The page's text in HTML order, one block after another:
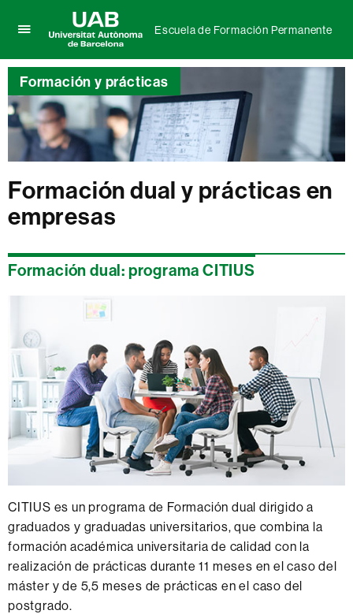
aquí
para
desplegar
el
menú
de
Escuela
Formación
Permanente
Universitat
Autònoma
de
Barcelona
Escuela de Formación Permanente
Formación y prácticas
Formación dual y prácticas en
empresas
Formación dual: programa CITIUS
CITIUS es un programa de Formación dual dirigido a
graduados y graduadas universitarios, que combina la
formación académica universitaria de calidad con la
realización de prácticas durante 11 meses en el caso del
máster y de 5,5 meses de prácticas en el caso del
postgrado.